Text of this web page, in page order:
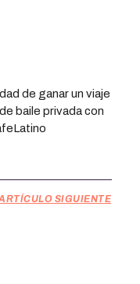
de ganar un viaje
baile privada con
SIGUIENTE